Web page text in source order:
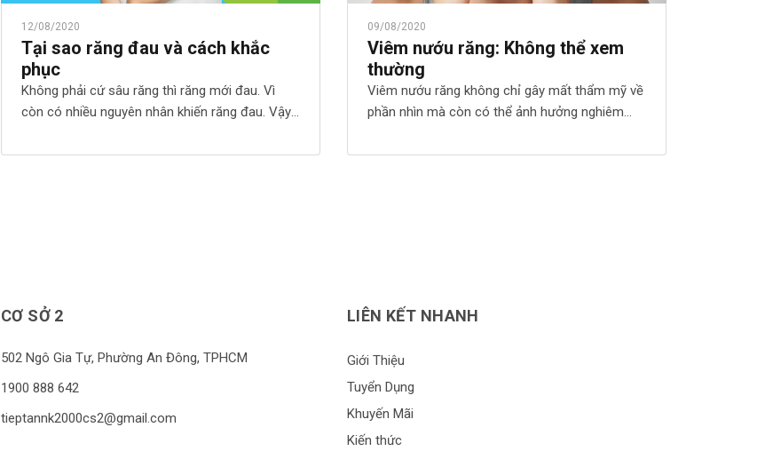
12/08/2020
Tại sao răng đau và cách khắc
phục
Không phải cứ sâu răng thì răng mới đau. Vì
còn có nhiều nguyên nhân khiến răng đau. Vậy
hiệu quả? Tại sao răng đau? Sâu răng Có lẽ sâu
09/08/2020
Viêm nướu răng: Không thể xem
thường
Viêm nướu răng không chỉ gây mất thẩm mỹ về
phần nhìn mà còn có thể ảnh hưởng nghiêm
mất răng. Nguyên nhân gây viêm nướu răng
CƠ SỞ 2
502 Ngô Gia Tự, Phường An Đông, TPHCM
1900 888 642
tieptannk2000cs2@gmail.com
LIÊN KẾT NHANH
Giới Thiệu
Tuyển Dụng
Khuyến Mãi
Kiến thức